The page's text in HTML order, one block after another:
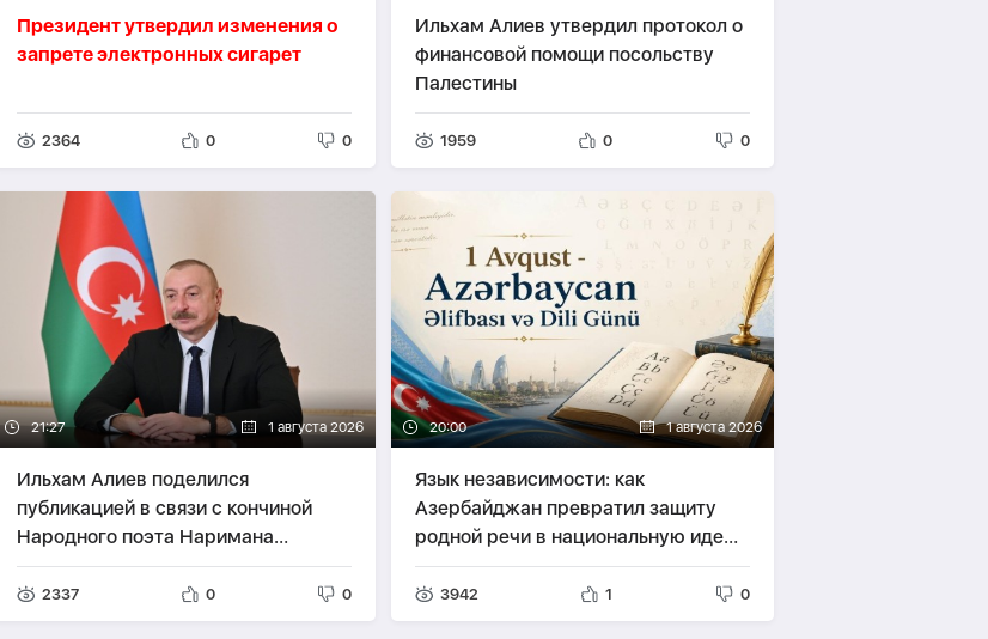
Президент утвердил изменения о
запрете электронных сигарет
2364 0 0
Ильхам Алиев утвердил протокол о
финансовой помощи посольству
Палестины
1959 0 0
21:27 1 августа 2026
Ильхам Алиев поделился
публикацией в связи с кончиной
Народного поэта Наримана
Гасанзаде
2337 0 0
20:00 1 августа 2026
Язык независимости: как
Азербайджан превратил защиту
родной речи в национальную идею
-СТРАТЕГИЯ
3942 1 0